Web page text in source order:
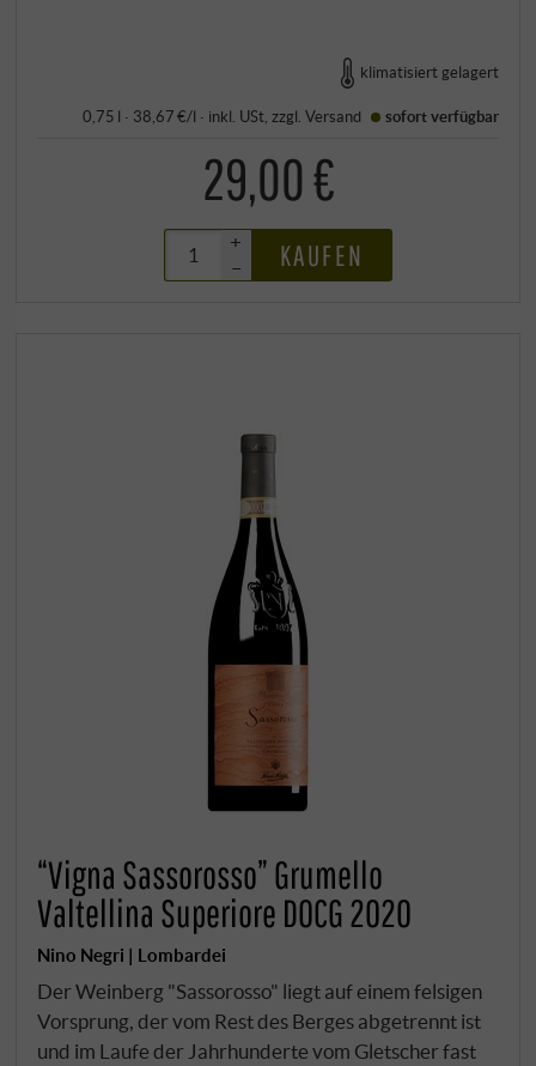
klimatisiert gelagert
0,75 l · 38,67 €/l · inkl. USt , zzgl.Versand sofort verfügbar
29,00 €
+
–
KAUFEN
“Vigna Sassorosso” Grumello
Valtellina Superiore DOCG 2020
Nino Negri | Lombardei
Der Weinberg "Sassorosso" liegt auf einem felsigen
Vorsprung, der vom Rest des Berges abgetrennt ist
und im Laufe der Jahrhunderte vom Gletscher fast